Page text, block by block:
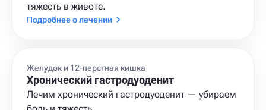
тяжесть в животе.
Подробнее о лечении
Желудок и 12-перстная кишка
Хронический гастродуоденит
Лечим хронический гастродуоденит — убираем